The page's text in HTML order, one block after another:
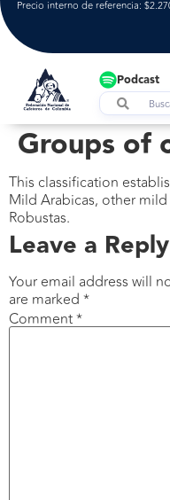
Precio interno de referencia:
Podcast
Groups of
This classification
Mild Arabicas, other
Robustas.
Leave a Reply
Your email address will
are marked *
Comment*